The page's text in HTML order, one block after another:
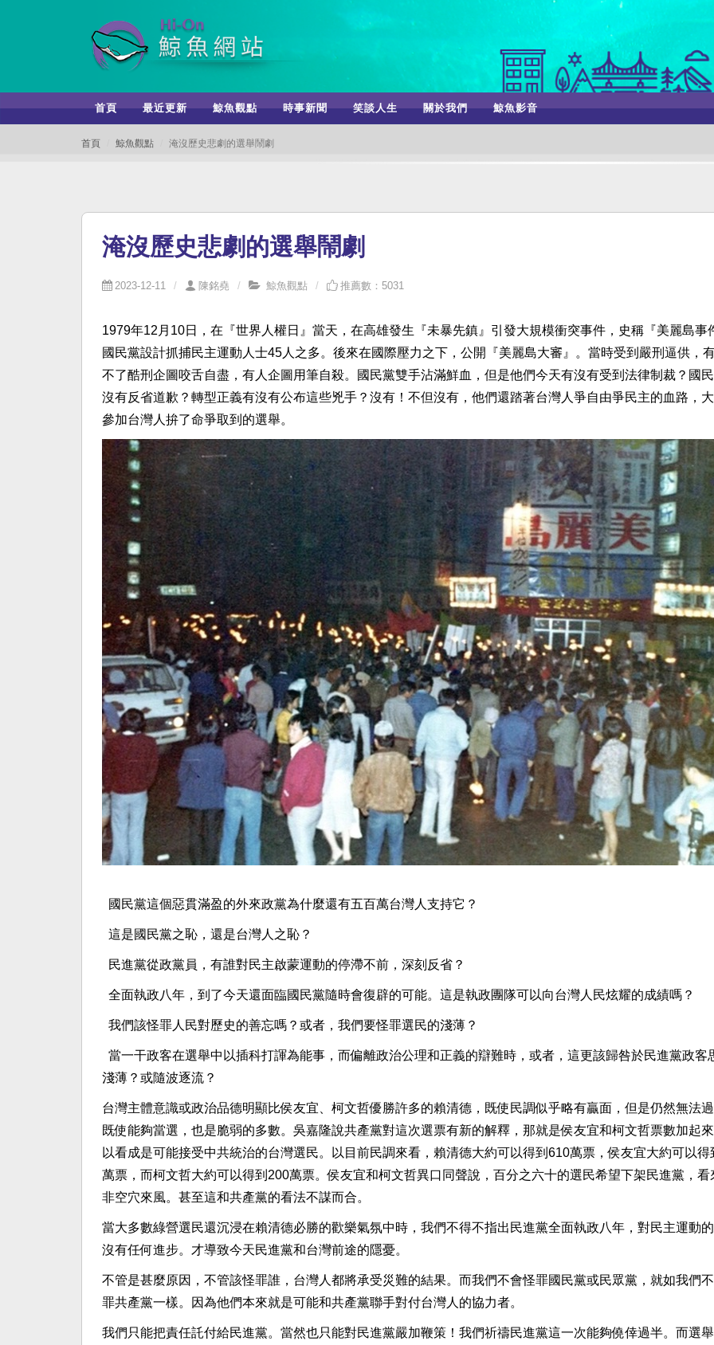
首頁 最近更新 鯨魚觀點 時事新聞 笑談人生 關於我們 鯨魚影音
首頁 鯨魚觀點 淹沒歷史悲劇的選舉鬧劇
淹沒歷史悲劇的選舉鬧劇
2023-12-11 陳銘堯 鯨魚觀點 推薦數：5031
1979年12月10日，在『世界人權日』當天，在高雄發生『未暴先鎮』引發大規模衝突事件，史稱『美麗島事
國民黨設計抓捕民主運動人士45人之多。後來在國際壓力之下，公開『美麗島大審』。當時受到嚴刑逼供，
不了酷刑企圖咬舌自盡，有人企圖用筆自殺。國民黨雙手沾滿鮮血，但是他們今天有沒有受到法律制裁？國
沒有反省道歉？轉型正義有沒有公布這些兇手？沒有！不但沒有，他們還踏著台灣人爭自由爭民主的血路，
參加台灣人拚了命爭取到的選舉。
國民黨這個惡貫滿盈的外來政黨為什麼還有五百萬台灣人支持它？
這是國民黨之恥，還是台灣人之恥？
民進黨從政黨員，有誰對民主啟蒙運動的停滯不前，深刻反省？
全面執政八年，到了今天還面臨國民黨隨時會復辟的可能。這是執政團隊可以向台灣人民炫耀的成績嗎？
我們該怪罪人民對歷史的善忘嗎？或者，我們要怪罪選民的淺薄？
當一干政客在選舉中以插科打諢為能事，而偏離政治公理和正義的辯難時，或者，這更該歸咎於民進黨政客
淺薄？或隨波逐流？
台灣主體意識或政治品德明顯比侯友宜、柯文哲優勝許多的賴清德，既使民調似乎略有贏面，但是仍然無法
既使能夠當選，也是脆弱的多數。吳嘉隆說共產黨對這次選票有新的解釋，那就是侯友宜和柯文哲票數加起
以看成是可能接受中共統治的台灣選民。以目前民調來看，賴清德大約可以得到610萬票，侯友宜大約可以得
萬票，而柯文哲大約可以得到200萬票。侯友宜和柯文哲異口同聲說，百分之六十的選民希望下架民進黨，看
非空穴來風。甚至這和共產黨的看法不謀而合。
當大多數綠營選民還沉浸在賴清德必勝的歡樂氣氛中時，我們不得不指出民進黨全面執政八年，對民主運動
沒有任何進步。才導致今天民進黨和台灣前途的隱憂。
不管是甚麼原因，不管該怪罪誰，台灣人都將承受災難的結果。而我們不會怪罪國民黨或民眾黨，就如我們
罪共產黨一樣。因為他們本來就是可能和共產黨聯手對付台灣人的協力者。
我們只能把責任託付給民進黨。當然也只能對民進黨嚴加鞭策！我們祈禱民進黨這一次能夠僥倖過半。而選